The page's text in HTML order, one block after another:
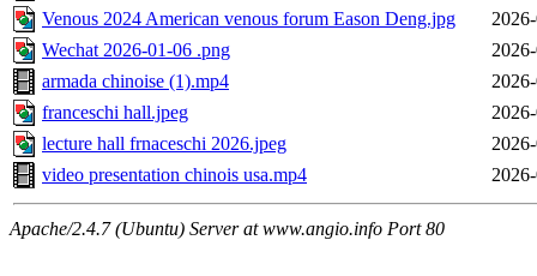
Venous 2024 American venous forum Eason Deng.jpg
Wechat 2026-01-06 .png
armada chinoise (1).mp4
franceschi hall.jpeg
lecture hall frnaceschi 2026.jpeg
video presentation chinois usa.mp4
Apache/2.4.7 (Ubuntu) Server at www.angio.info Port 80